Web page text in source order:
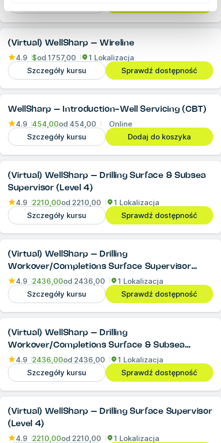
(Virtual) WellSharp – Wireline
4.9 $od 1757,00
1 Lokalizacja
Szczegóły kursu
Sprawdź dostępność
WellSharp – Introduction-Well Servicing (CBT)
4.9 454,00od 454,00
Online
Szczegóły kursu
Dodaj do koszyka
(Virtual) WellSharp – Drilling Surface & Subsea
Supervisor (Level 4)
4.9 2210,00od 2210,00
1 Lokalizacja
Szczegóły kursu
Sprawdź dostępność
(Virtual) WellSharp – Drilling
Workover/Completions Surface Supervisor
(Level 4)
4.9 2436,00od 2436,00
1 Lokalizacja
Szczegóły kursu
Sprawdź dostępność
(Virtual) WellSharp – Drilling
Workover/Completions Surface & Subsea
Supervisor (Level 4)
4.9 2436,00od 2436,00
1 Lokalizacja
Szczegóły kursu
Sprawdź dostępność
(Virtual) WellSharp – Drilling Surface Supervisor
(Level 4)
4.9 2210,00od 2210,00 1 Lokalizacja